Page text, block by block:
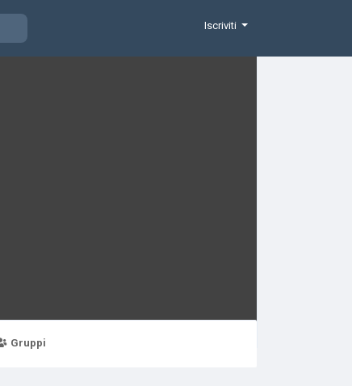
Iscriviti
Gruppi